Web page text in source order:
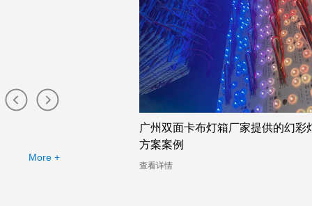
More +
广州双面卡布灯箱厂家提供的幻彩
方案案例
查看详情